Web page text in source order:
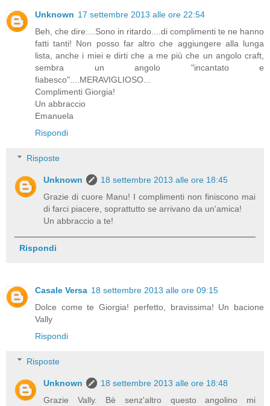
Unknown 17 settembre 2013 alle ore 22:54
Beh, che dire....Sono in ritardo....di complimenti te ne hanno
fatti tanti! Non posso far altro che aggiungere alla lunga
lista, anche i miei e dirti che a me più che un angolo craft,
sembra un angolo "incantato e
fiabesco"....MERAVIGLIOSO...
Complimenti Giorgia!
Un abbraccio
Emanuela
Rispondi
Risposte
Unknown
18 settembre 2013 alle ore 18:45
Grazie di cuore Manu! I complimenti non finiscono mai
di farci piacere, soprattutto se arrivano da un'amica!
Un abbraccio a te!
Rispondi
Casale Versa 18 settembre 2013 alle ore 09:15
Dolce come te Giorgia! perfetto, bravissima! Un bacione
Vally
Rispondi
Risposte
Unknown
18 settembre 2013 alle ore 18:48
Grazie Vally. Bè senz'altro questo angolino mi